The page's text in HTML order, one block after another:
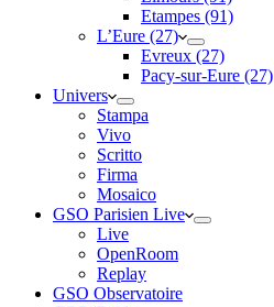
Etampes (91)
L’Eure (27)
Evreux (27)
Pacy-sur-Eure (27)
Univers
Stampa
Vivo
Scritto
Firma
Mosaico
GSO Parisien Live
Live
OpenRoom
Replay
GSO Observatoire